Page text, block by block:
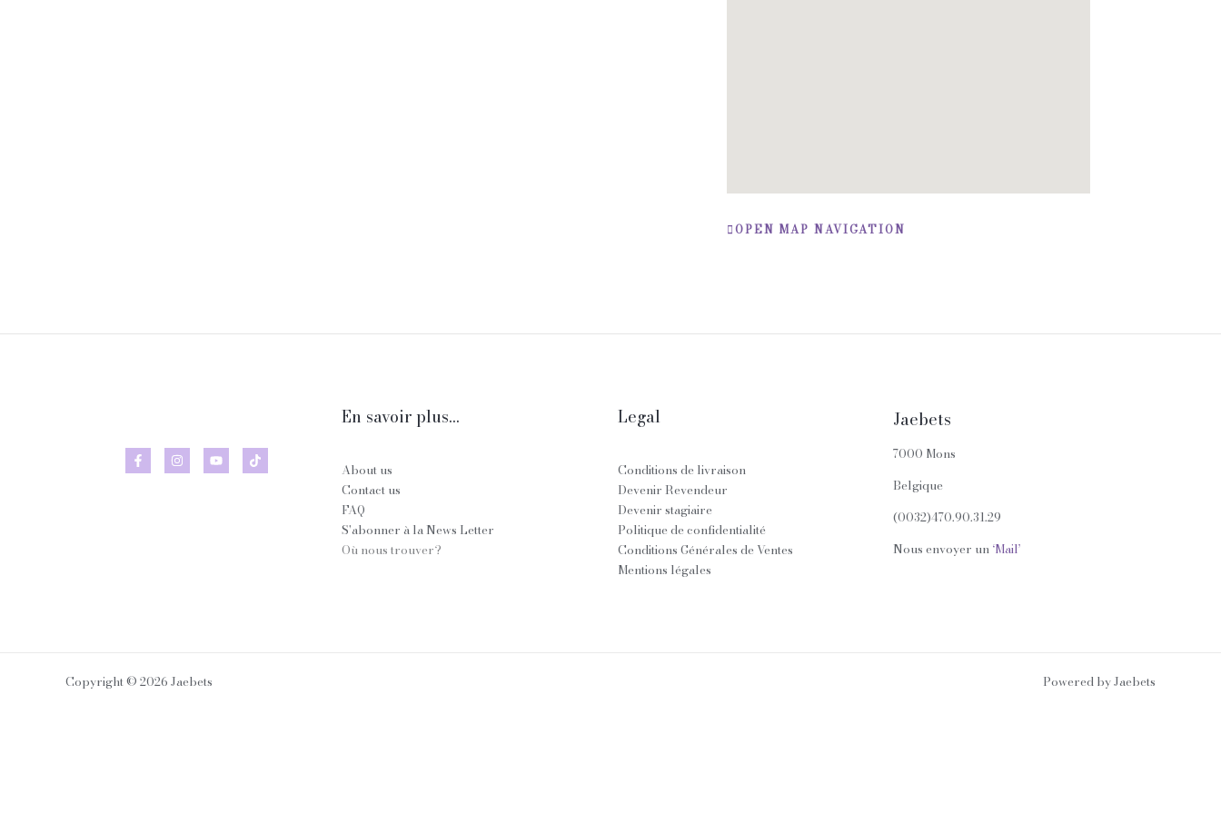
OPEN MAP NAVIGATION
En savoir plus...
About us
Contact us
FAQ
S'abonner à la News Letter
Où nous trouver?
Legal
Conditions de livraison
Devenir Revendeur
Devenir stagiaire
Politique de confidentialité
Conditions Générales de Ventes
Mentions légales
Jaebets
7000 Mons
Belgique
(0032)470.90.31.29
Nous envoyer un ‘Mail’
Copyright © 2026 Jaebets Powered by Jaebets